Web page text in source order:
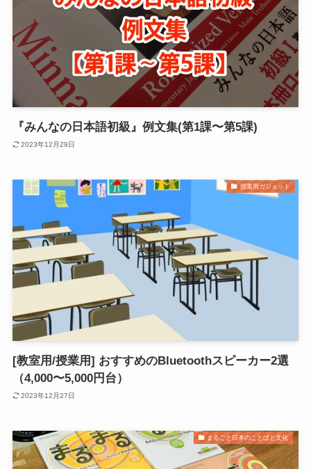
『みんなの日本語初級』例文集(第1課〜第5課)
2023年12月29日
授業用ガジェット
[教室用/授業用] おすすめのBluetoothスピーカー2選
（4,000〜5,000円台）
2023年12月27日
まるごと日本のことばと文化